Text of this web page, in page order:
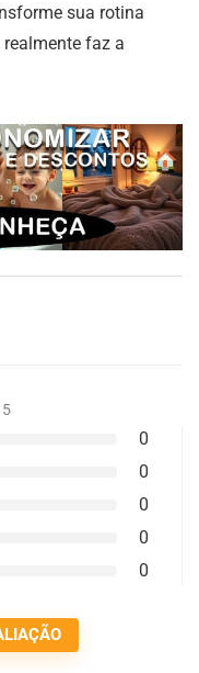
sua rotina
faz a
0
0
0
0
0